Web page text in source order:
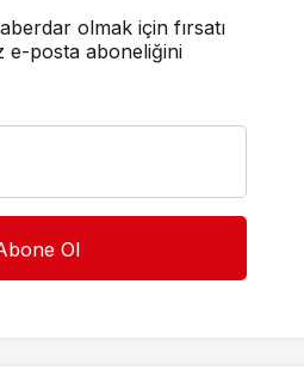
olmak için fırsatı
e-posta aboneliğini